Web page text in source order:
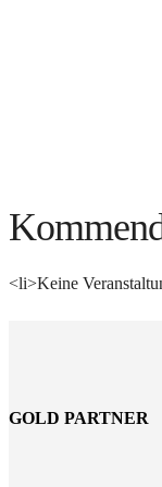
<li>Keine
GOLD PARTNER